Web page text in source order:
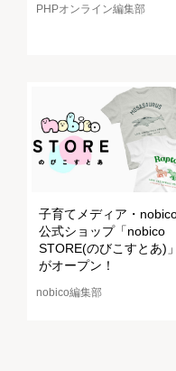
PHPオンライン編集部
子育てメディア・
公式ショップ「nobico
STORE(のびこすとあ)」
がオープン！
nobico編集部